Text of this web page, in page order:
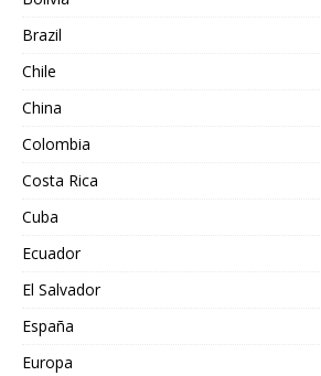
Brazil
Chile
China
Colombia
Costa Rica
Cuba
Ecuador
El Salvador
España
Europa